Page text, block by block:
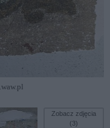
Zobacz zdjęcia
(3)